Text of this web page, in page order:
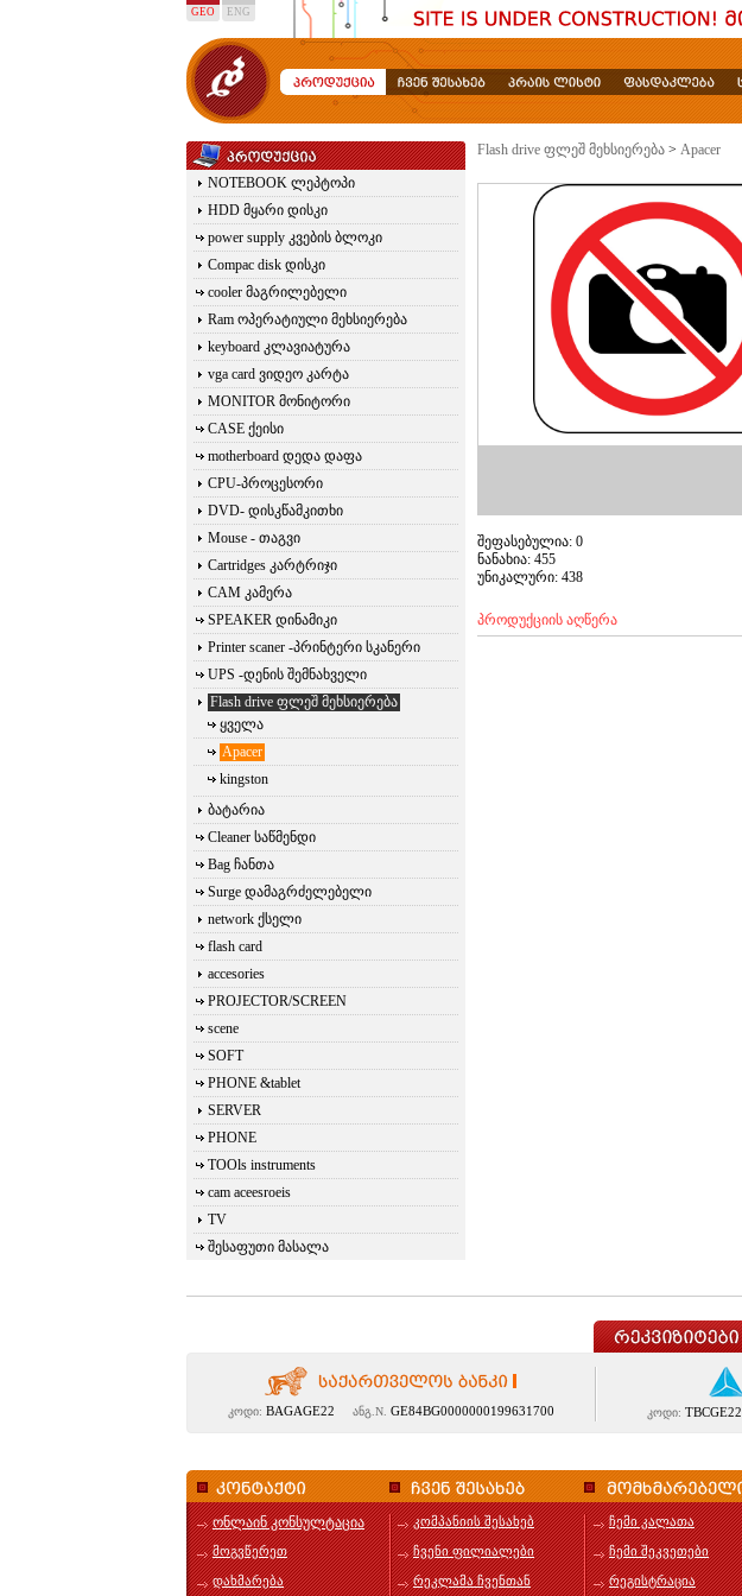
GEO ENG
NOTEBOOK ლეპტოპი
HDD მყარი დისკი
power supply კვების ბლოკი
Compac disk დისკი
cooler მაგრილებელი
Ram ოპერატიული მეხსიერება
keyboard კლავიატურა
vga card ვიდეო კარტა
MONITOR მონიტორი
CASE ქეისი
motherboard დედა დაფა
CPU-პროცესორი
DVD- დისკწამკითხი
Mouse - თაგვი
Cartridges კარტრიჯი
CAM კამერა
SPEAKER დინამიკი
Printer scaner -პრინტერი სკანერი
UPS -დენის შემნახველი
Flash drive ფლეშ მეხსიერება
ყველა
Apacer
kingston
ბატარია
Cleaner საწმენდი
Bag ჩანთა
Surge დამაგრძელებელი
network ქსელი
flash card
accesories
PROJECTOR/SCREEN
scene
SOFT
PHONE &tablet
SERVER
PHONE
TOOls instruments
cam aceesroeis
TV
შესაფუთი მასალა
Flash drive ფლეშ მეხსიერება > Apacer
შეფასებულია: 0
ნანახია: 455
უნიკალური: 438
პროდუქციის აღწერა
კოდი: BAGAGE22 ანგ.N. GE84BG0000000199631700 კოდი: TBCGE22
ონლაინ კონსულტაცია
მოგვწერეთ
დახმარება
კომპანიის შესახებ
ჩვენი ფილიალები
რეკლამა ჩვენთან
ჩემი კალათა
ჩემი შეკვეთები
რეგისტრაცია